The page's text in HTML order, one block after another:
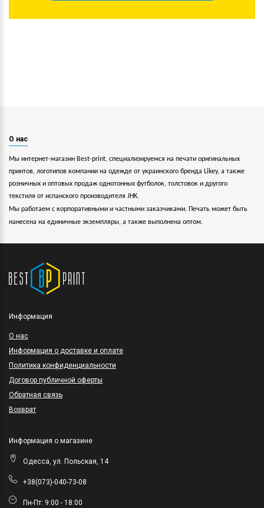
О нас
Мы интернет-магазин Best-print, специализируемся на печати оригинальных
принтов, логотипов компании на одежде от украинского бренда Likey, а также
розничных и оптовых продаж однотонных футболок, толстовок и другого
текстиля от испанского производителя JHK.
Мы работаем с корпоративными и частными заказчиками. Печать может быть
нанесена на единичные экземпляры, а также выполнена оптом.
Информация
O нас
Информация о доставке и оплате
Политика конфиденциальности
Договор публичной оферты
Обратная связь
Возврат
Информация о магазине
Одесса, ул. Польская, 14
+38(073)-040-73-08
Пн-Пт: 9:00 - 18:00